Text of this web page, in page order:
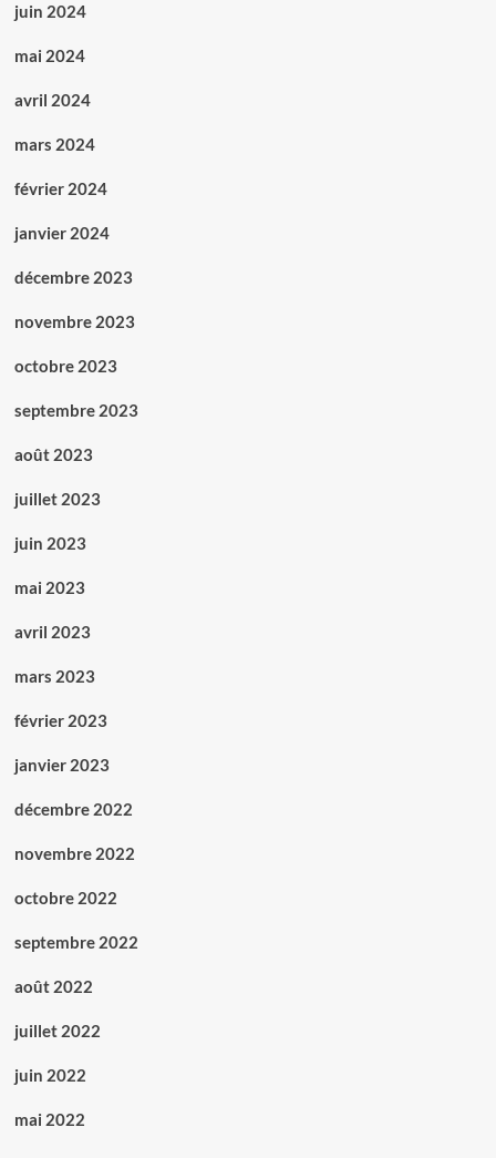
juin 2024
mai 2024
avril 2024
mars 2024
février 2024
janvier 2024
décembre 2023
novembre 2023
octobre 2023
septembre 2023
août 2023
juillet 2023
juin 2023
mai 2023
avril 2023
mars 2023
février 2023
janvier 2023
décembre 2022
novembre 2022
octobre 2022
septembre 2022
août 2022
juillet 2022
juin 2022
mai 2022